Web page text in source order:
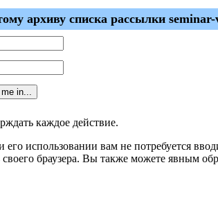
архиву списка рассылки seminar-
каждое действие.
использовании вам не потребуется
браузера. Вы также можете явным